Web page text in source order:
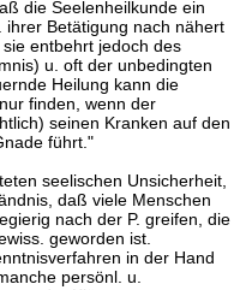
die Seelenheilkunde ein
ihrer Betätigung nach nähert
entbehrt jedoch des
u. oft der unbedingten
Heilung kann die
finden, wenn der
seinen Kranken auf den
führt."
seelischen Unsicherheit,
daß viele Menschen
nach der P. greifen, die
geworden ist.
in der Hand
persönl. u.